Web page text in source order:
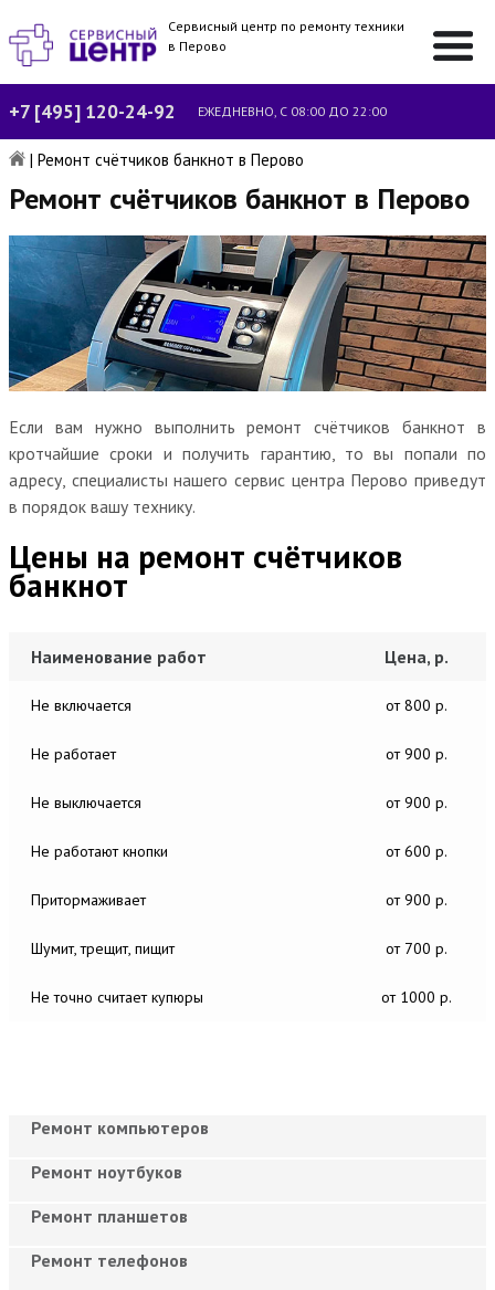
Сервисный центр по ремонту техники
в Перово
+7 [495] 120-24-92 ЕЖЕДНЕВНО, С 08:00 ДО 22:00
| Ремонт счётчиков банкнот в Перово
Ремонт счётчиков банкнот в Перово
Если вам нужно выполнить ремонт счётчиков банкнот в
кротчайшие сроки и получить гарантию, то вы попали по
адресу, специалисты нашего сервис центра Перово приведут
в порядок вашу технику.
Цены на ремонт счётчиков
банкнот
Наименование работ Цена, р.
Не включается от 800 р.
Не работает от 900 р.
Не выключается от 900 р.
Не работают кнопки от 600 р.
Притормаживает от 900 р.
Шумит, трещит, пищит от 700 р.
Не точно считает купюры от 1000 р.
Ремонт компьютеров
Ремонт ноутбуков
Ремонт планшетов
Ремонт телефонов